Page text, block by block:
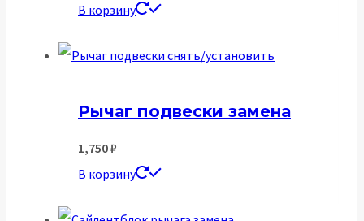
В корзину
Рычаг подвески замена
1,750₽
В корзину